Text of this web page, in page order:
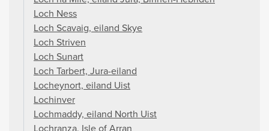
Loch Ness
Loch Scavaig, eiland Skye
Loch Striven
Loch Sunart
Loch Tarbert, Jura-eiland
Locheynort, eiland Uist
Lochinver
Lochmaddy, eiland North Uist
Lochranza, Isle of Arran